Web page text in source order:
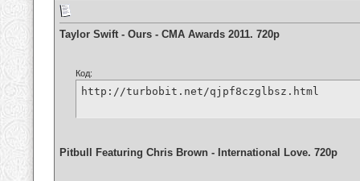
Taylor Swift - Ours - CMA Awards 2011. 720p
Код:
http://turbobit.net/qjpf8czglbsz.html
Pitbull Featuring Chris Brown - International Love. 720p